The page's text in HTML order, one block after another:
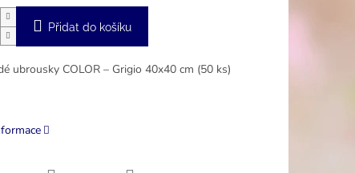
Přidat do košíku
ubrousky COLOR – Grigio 40x40 cm (50 ks)